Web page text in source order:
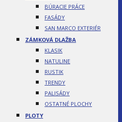
BÚRACIE PRÁCE
FASÁDY
SAN MARCO EXTERIÉR
ZÁMKOVÁ DLAŽBA
KLASIK
NATULINE
RUSTIK
TRENDY
PALISÁDY
OSTATNÉ PLOCHY
PLOTY